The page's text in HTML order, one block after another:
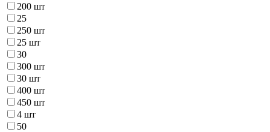
200 шт
25
250 шт
25 шт
30
300 шт
30 шт
400 шт
450 шт
4 шт
50